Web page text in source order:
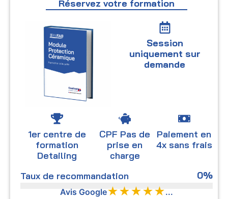
Réservez votre formation
Session
uniquement sur
demande
1er centre de
formation
Detailing
CPF Pas de
prise en
charge
Paiement en
4x sans frais
Taux de recommandation 0%
Avis Google★★★★★...